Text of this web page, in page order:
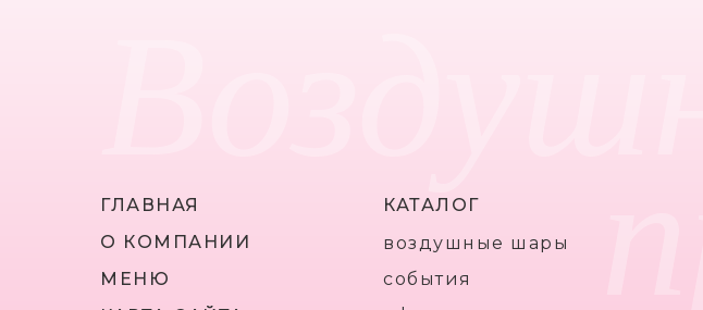
ГЛАВНАЯ
О КОМПАНИИ
МЕНЮ
КАТАЛОГ
воздушные шары
события